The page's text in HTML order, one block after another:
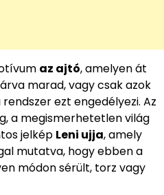
az ajtó, amelyen át
marad, vagy csak azok
ezt engedélyezi. Az
a megismerhetetlen világ
jelkép Leni ujja, amely
mutatva, hogy ebben a
módon sérült, torz vagy